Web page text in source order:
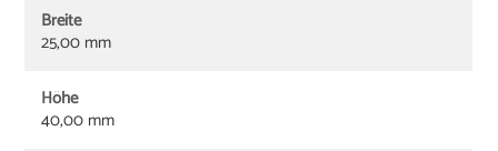
Breite
25,00 mm
Höhe
40,00 mm